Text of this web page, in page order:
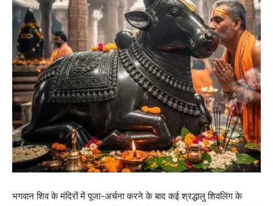
भगवान शिव के मंदिरों में पूजा-अर्चना करने के बाद कई श्रद्धालु शिवलिंग के